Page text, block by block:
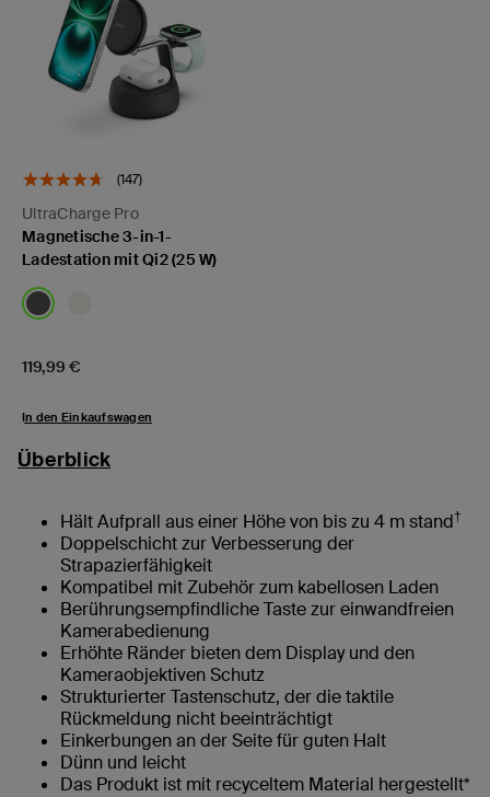
(147)
UltraCharge Pro
Magnetische 3-in-1-
Ladestation mit Qi2 (25 W)
Price:
119,99 €
In den Einkaufswagen
Überblick
Hält Aufprall aus einer Höhe von bis zu 4 m stand†
Doppelschicht zur Verbesserung der
Strapazierfähigkeit
Kompatibel mit Zubehör zum kabellosen Laden
Berührungsempfindliche Taste zur einwandfreien
Kamerabedienung
Erhöhte Ränder bieten dem Display und den
Kameraobjektiven Schutz
Strukturierter Tastenschutz, der die taktile
Rückmeldung nicht beeinträchtigt
Einkerbungen an der Seite für guten Halt
Dünn und leicht
Das Produkt ist mit recyceltem Material hergestellt*